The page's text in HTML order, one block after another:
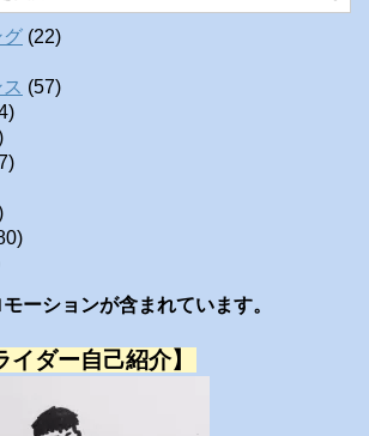
グ (22)
(57)
ーションが含まれています。
イダー自己紹介】